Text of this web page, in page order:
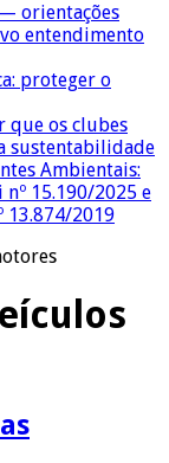
orientações
entendimento
proteger o
que os clubes
sustentabilidade
Ambientais:
15.190/2025 e
13.874/2019